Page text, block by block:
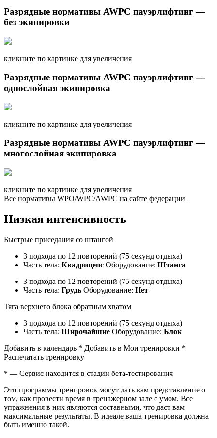
Разрядные нормативы AWPC пауэрлифтинг —
без экипировки
кликните по картинке для увеличения
Разрядные нормативы AWPC пауэрлифтинг —
однослойная экипировка
кликните по картинке для увеличения
Разрядные нормативы AWPC пауэрлифтинг —
многослойная экипировка
кликните по картинке для увеличения
Все нормативы WPO/WPC/AWPC на сайте федерации.
Низкая интенсивность
Быстрые приседания со штангой
3 подхода по 12 повторений (75 секунд отдыха)
Часть тела: Квадрицепс Оборудование: Штанга
3 подхода по 12 повторений (75 секунд отдыха)
Часть тела: Грудь Оборудование: Нет
Тяга верхнего блока обратным хватом
3 подхода по 12 повторений (75 секунд отдыха)
Часть тела: Широчайшие Оборудование: Блок
Добавить в календарь * Добавить в Мои тренировки *
Распечатать тренировку
* — Сервис находится в стадии бета-тестирования
Эти программы тренировок могут дать вам представление о
том, как провести время в тренажерном зале с умом. Все
упражнения в них являются составными, что даст вам
максимальные результаты. В идеале ваша тренировка должна
быть именно такой.